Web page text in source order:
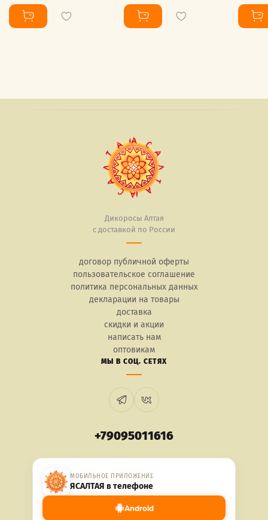
Дикоросы Алтая
с доставкой по России
договор публичной оферты
пользовательское соглашение
политика персональных данных
декларации на товары
доставка
скидки и акции
написать нам
оптовикам
МЫ В СОЦ. СЕТЯХ
+79095011616
МОБИЛЬНОЕ ПРИЛОЖЕНИЕ
ЯСАЛТАЯ в телефоне
Android